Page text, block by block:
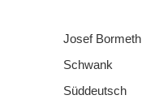
Josef Bormeth
Schwank
Süddeutsch